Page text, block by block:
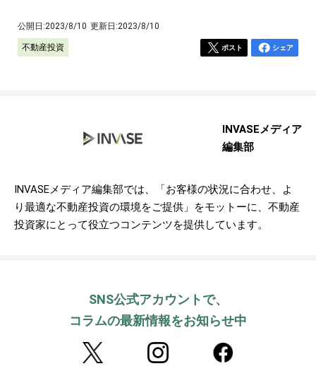
公開日:2023/8/10 更新日:2023/8/10
不動産投資 ポスト シェア
INVASEメディア
編集部
INVASEメディア編集部では、「お客様の状況に合わせ、よ
り最適な不動産投資の環境をご提供」をモットーに、不動産
投資家にとって役立つコンテンツを提供しています。
SNS公式アカウントで、
コラムの最新情報をお知らせ中